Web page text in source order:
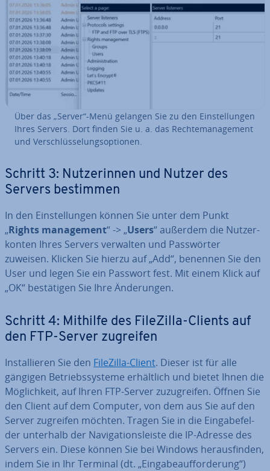
Über das „Server“-Menü gelangen Sie zu den Ein­stel­lun­gen
Ihres Servers. Dort finden Sie u. a. das Rech­te­ma­nage­ment
und Ver­schlüs­se­lungs­op­tio­nen.
Schritt 3: Nut­ze­rin­nen und Nutzer des
Servers bestimmen
In den Ein­stel­lun­gen können Sie unter dem Punkt
„Rights ma­nage­ment“ -> „Users“ außerdem die Nut­zer­
kon­ten Ihres Servers verwalten und Pass­wör­ter
zuweisen. Klicken Sie hierzu auf „Add“, benennen Sie den
User und legen Sie ein Passwort fest. Mit einem Klick auf
„OK“ be­stä­ti­gen Sie Ihre Än­de­run­gen.
Schritt 4: Mithilfe des FileZilla-Clients auf
den FTP-Server zugreifen
In­stal­lie­ren Sie den FileZilla-Client. Dieser ist für alle
gängigen Be­triebs­sys­te­me er­hält­lich und bietet Ihnen die
Mög­lich­keit, auf Ihren FTP-Server zu­zu­grei­fen. Öffnen Sie
den Client auf dem Computer, von dem aus Sie auf den
Server zugreifen möchten. Tragen Sie in die Ein­ga­be­fel­
der unterhalb der Na­vi­ga­ti­ons­leis­te die IP-Adresse des
Servers ein. Diese können Sie bei Windows her­aus­fin­den,
indem Sie in Ihr Terminal (dt. „Ein­ga­be­auf­for­de­rung“)